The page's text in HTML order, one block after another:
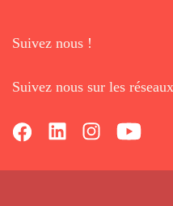
Suivez nous !
Suivez nous sur les